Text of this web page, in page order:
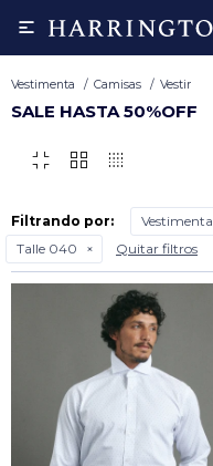

Vestimenta Camisas Vestir
SALE HASTA 50%OFF
fullscreen_exit grid_view transition_dissolve
Filtrando por: Vestimenta
Talle 040
Quitar filtros